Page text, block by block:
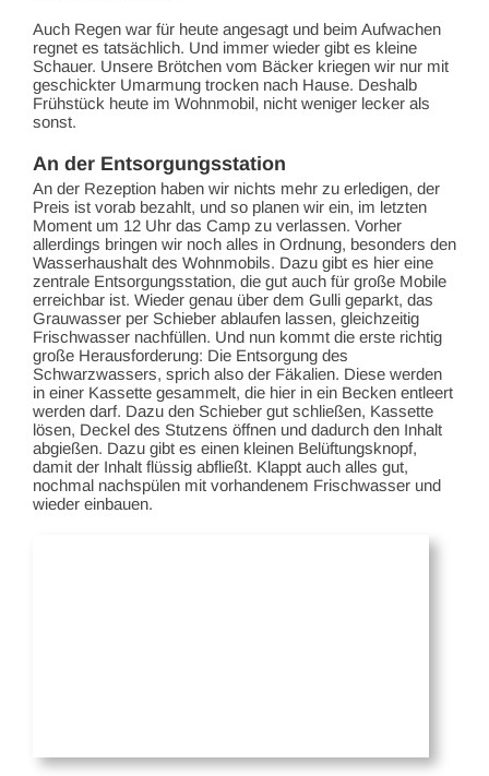
Auch Regen war für heute angesagt und beim Aufwachen
regnet es tatsächlich. Und immer wieder gibt es kleine
Schauer. Unsere Brötchen vom Bäcker kriegen wir nur mit
geschickter Umarmung trocken nach Hause. Deshalb
Frühstück heute im Wohnmobil, nicht weniger lecker als
sonst.
An der Entsorgungsstation
An der Rezeption haben wir nichts mehr zu erledigen, der
Preis ist vorab bezahlt, und so planen wir ein, im letzten
Moment um 12 Uhr das Camp zu verlassen. Vorher
allerdings bringen wir noch alles in Ordnung, besonders den
Wasserhaushalt des Wohnmobils. Dazu gibt es hier eine
zentrale Entsorgungsstation, die gut auch für große Mobile
erreichbar ist. Wieder genau über dem Gulli geparkt, das
Grauwasser per Schieber ablaufen lassen, gleichzeitig
Frischwasser nachfüllen. Und nun kommt die erste richtig
große Herausforderung: Die Entsorgung des
Schwarzwassers, sprich also der Fäkalien. Diese werden
in einer Kassette gesammelt, die hier in ein Becken entleert
werden darf. Dazu den Schieber gut schließen, Kassette
lösen, Deckel des Stutzens öffnen und dadurch den Inhalt
abgießen. Dazu gibt es einen kleinen Belüftungsknopf,
damit der Inhalt flüssig abfließt. Klappt auch alles gut,
nochmal nachspülen mit vorhandenem Frischwasser und
wieder einbauen.